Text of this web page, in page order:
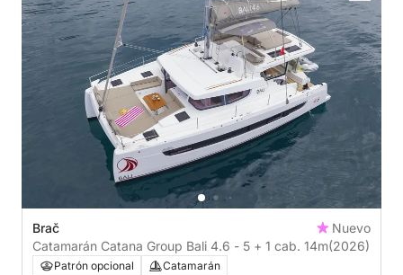
Brač
Nuevo
Catamarán Catana Group Bali 4.6 - 5 + 1 cab. 14m(2026)
Patrón opcional
Catamarán